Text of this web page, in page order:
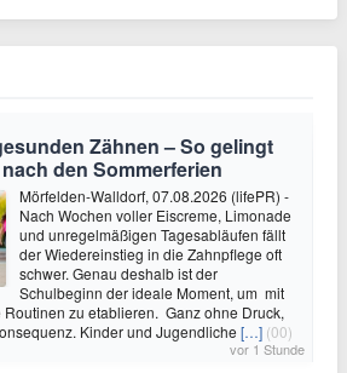
Zähnen – So gelingt
den Sommerferien
Mörfelden-Walldorf, 07.08.2026 (lifePR) -
Nach Wochen voller Eiscreme, Limonade
und unregelmäßigen Tagesabläufen fällt
der Wiedereinstieg in die Zahnpflege oft
schwer. Genau deshalb ist der
Schulbeginn der ideale Moment, um mit
zu etablieren. Ganz ohne Druck,
Kinder und Jugendliche […] (00)
vor 1 Stunde